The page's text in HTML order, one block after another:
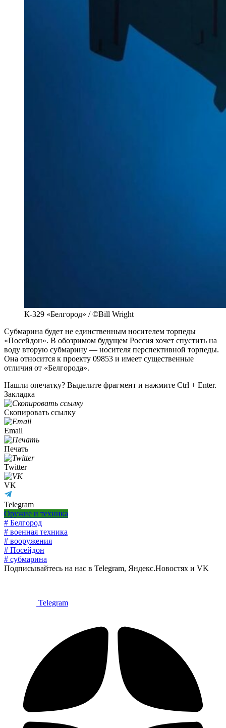
К-329 «Белгород» / ©Bill Wright
Субмарина будет не единственным носителем торпеды
«Посейдон». В обозримом будущем Россия хочет спустить на
воду вторую субмарину — носителя перспективной торпеды.
Она относится к проекту 09853 и имеет существенные
отличия от «Белгорода».
Нашли опечатку? Выделите фрагмент и нажмите Ctrl + Enter.
Закладка
Скопировать ссылку
Email
Печать
Twitter
VK
Telegram
Оружие и техника
# Белгород
# военная техника
# вооружения
# Посейдон
# субмарина
Подписывайтесь на нас в Telegram, Яндекс.Новостях и VK
Telegram